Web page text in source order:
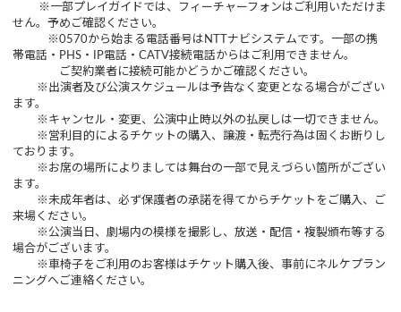
※一部プレイガイドでは、フィーチャーフォンはご利用いただけま
せん。予めご確認ください。
※0570から始まる電話番号はNTTナビシステムです。一部の携
帯電話・PHS・IP電話・CATV接続電話からはご利用できません。
ご契約業者に接続可能かどうかご確認ください。
※出演者及び公演スケジュールは予告なく変更となる場合がござい
ます。
※キャンセル・変更、公演中止時以外の払戻しは一切できません。
※営利目的によるチケットの購入、譲渡・転売行為は固くお断りし
ております。
※お席の場所によりましては舞台の一部で見えづらい箇所がござい
ます。
※未成年者は、必ず保護者の承諾を得てからチケットをご購入、ご
来場ください。
※公演当日、劇場内の模様を撮影し、放送・配信・複製頒布等する
場合がございます。
※車椅子をご利用のお客様はチケット購入後、事前にネルケプラン
ニングへご連絡ください。